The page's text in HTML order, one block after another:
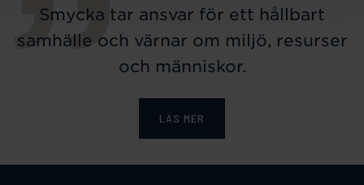
Smycka tar ansvar för ett hållbart
samhälle och värnar om miljö, resurser
och människor.
LÄS MER